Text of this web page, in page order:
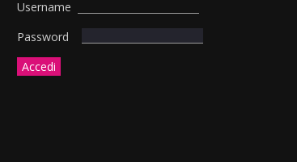
Username
Password